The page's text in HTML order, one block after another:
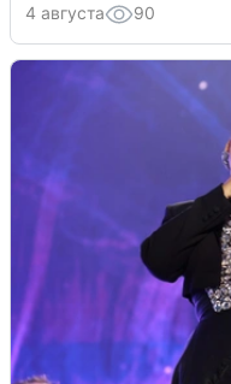
4 августа 90